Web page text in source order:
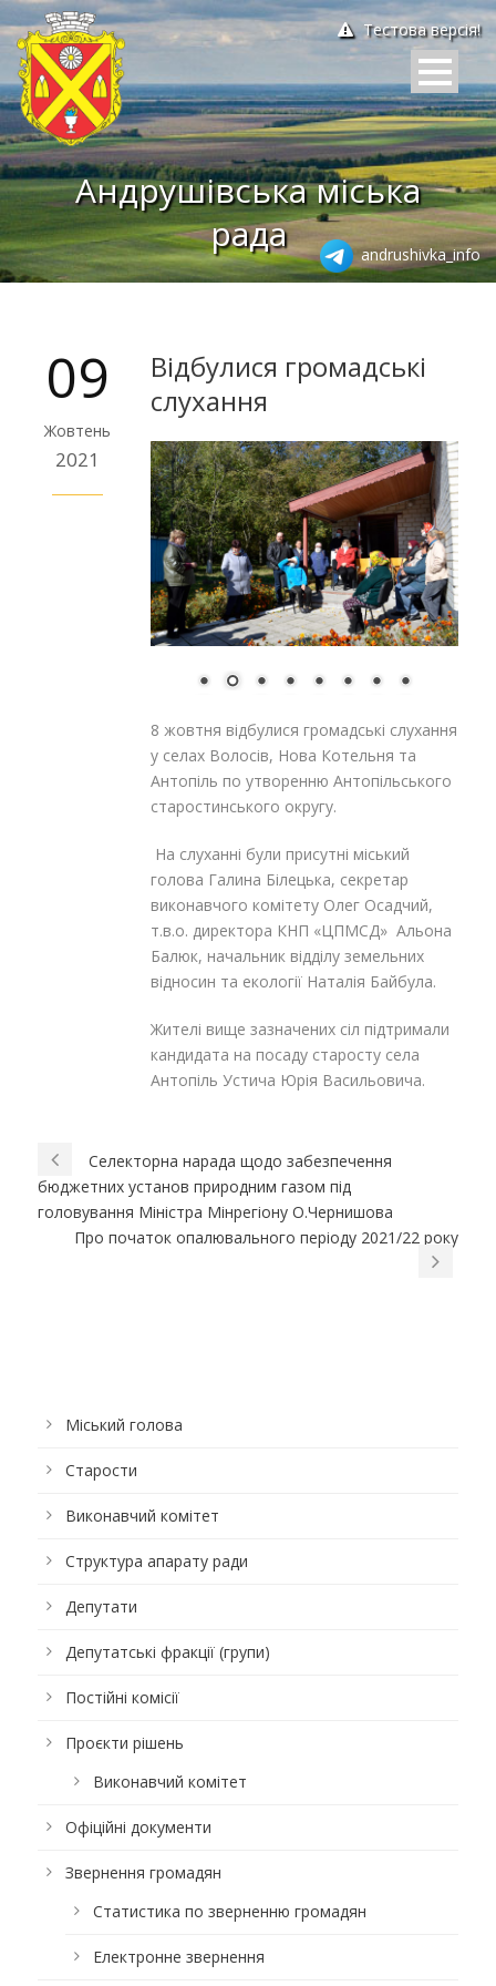
Тестова версія!
Андрушівська міська
рада
andrushivka_info
09
Жовтень
2021
Відбулися громадські
слухання
8 жовтня відбулися громадські слухання
у селах Волосів, Нова Котельня та
Антопіль по утворенню Антопільського
старостинського округу.
На слуханні були присутні міський
голова Галина Білецька, секретар
виконавчого комітету Олег Осадчий,
т.в.о. директора КНП «ЦПМСД» Альона
Балюк, начальник відділу земельних
відносин та екології Наталія Байбула.
Жителі вище зазначених сіл підтримали
кандидата на посаду старосту села
Антопіль Устича Юрія Васильовича.
Селекторна нарада щодо забезпечення
бюджетних установ природним газом під
головування Міністра Мінрегіону О.Чернишова
Про початок опалювального періоду 2021/22 року
Міський голова
Старости
Виконавчий комітет
Структура апарату ради
Депутати
Депутатські фракції (групи)
Постійні комісії
Проєкти рішень
Виконавчий комітет
Офіційні документи
Звернення громадян
Статистика по зверненню громадян
Електронне звернення